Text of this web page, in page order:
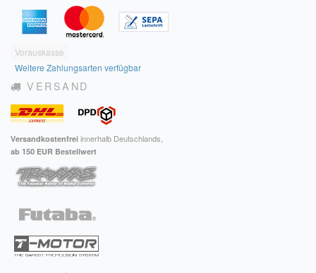
Vorauskasse
Weitere Zahlungsarten verfügbar
VERSAND
Versandkostenfrei innerhalb Deutschlands,
ab 150 EUR Bestellwert